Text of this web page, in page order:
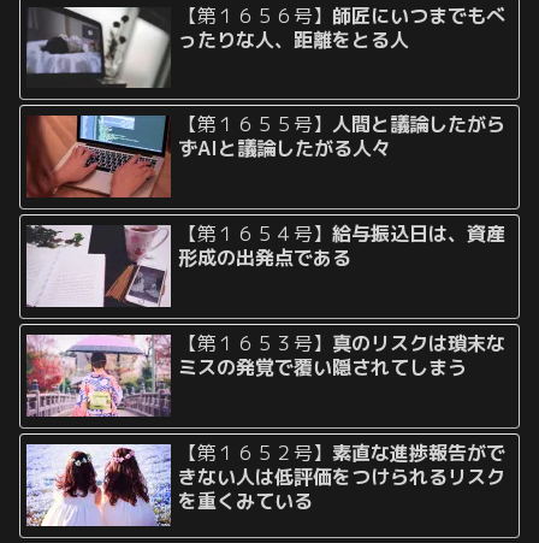
【第１６５６号】 師匠にいつまでもべ
ったりな人、距離をとる人
【第１６５５号】人間と議論したがら
ずAIと議論したがる人々
【第１６５４号】給与振込日は、資産
形成の出発点である
【第１６５３号】 真のリスクは瑣末な
ミスの発覚で覆い隠されてしまう
【第１６５２号】素直な進捗報告がで
きない人は低評価をつけられるリスク
を重くみている